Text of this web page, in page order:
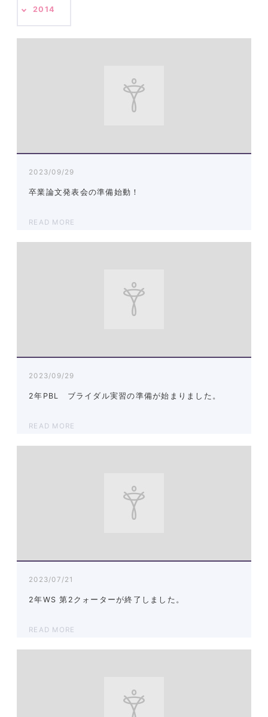
2014
2023/09/29
卒業論文発表会の準備始動！
READ MORE
2023/09/29
2年PBL ブライダル実習の準備が始まりました。
READ MORE
2023/07/21
2年WS 第2クォーターが終了しました。
READ MORE